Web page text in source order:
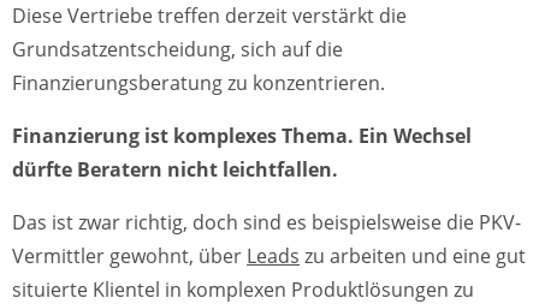
Diese Vertriebe treffen derzeit verstärkt die
Grundsatzentscheidung, sich auf die
Finanzierungsberatung zu konzentrieren.
Finanzierung ist komplexes Thema. Ein Wechsel
dürfte Beratern nicht leichtfallen.
Das ist zwar richtig, doch sind es beispielsweise die PKV-
Vermittler gewohnt, über Leads zu arbeiten und eine gut
situierte Klientel in komplexen Produktlösungen zu